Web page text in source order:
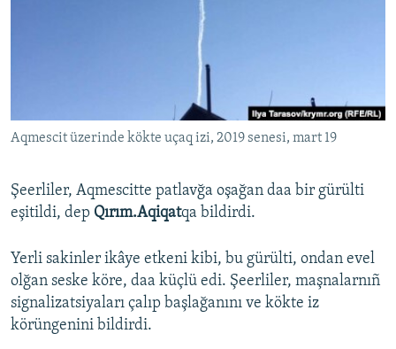
Українською
RFE/RS bütün saytları
Aqmescit üzerinde kökte uçaq izi, 2019 senesi, mart 19
Şeerliler, Aqmescitte patlavğa oşağan daa bir gürülti
eşitildi, dep Qırım.Aqiqatqa bildirdi.
Yerli sakinler ikâye etkeni kibi, bu gürülti, ondan evel
olğan seske köre, daa küçlü edi. Şeerliler, maşnalarnıñ
signalizatsiyaları çalıp başlağanını ve kökte iz
körüngenini bildirdi.